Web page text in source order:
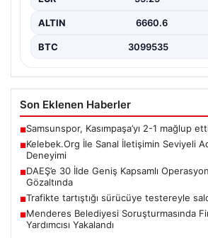
ALTIN 6660.6
BTC 3099535
Son Eklenen Haberler
■Samsunspor, Kasımpaşa’yı 2-1 mağlup
■Kelebek.Org İle Sanal İletişimin Seviyeli
Deneyimi
■DAEŞ’e 30 İlde Geniş Kapsamlı
Gözaltında
■Trafikte tartıştığı sürücüye testereyle
■Menderes Belediyesi Soruşturmasında
Yardımcısı Yakalandı